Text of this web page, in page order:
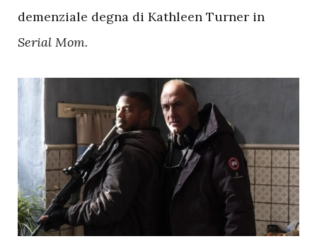
demenziale degna di Kathleen Turner in
Serial Mom.